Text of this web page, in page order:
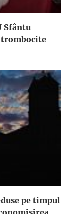
Sfântu
trombocite
pe timpul